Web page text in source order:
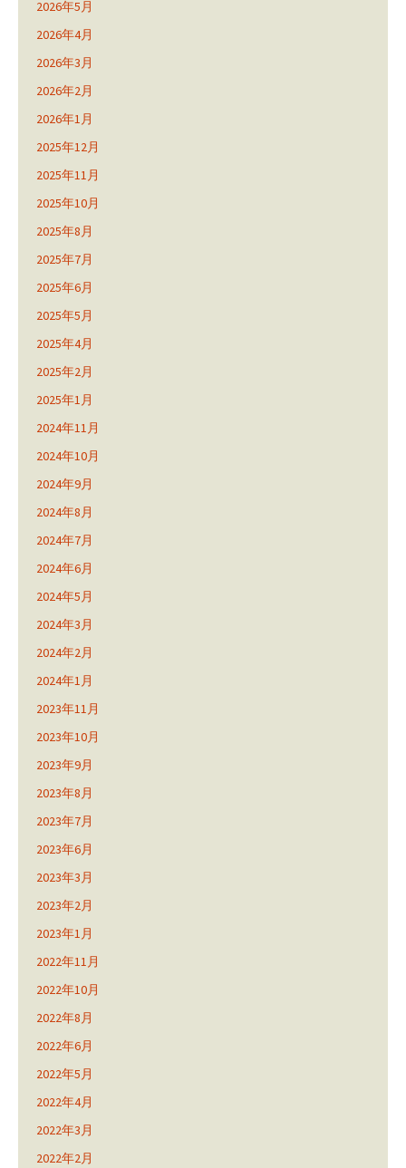
2026年5月
2026年4月
2026年3月
2026年2月
2026年1月
2025年12月
2025年11月
2025年10月
2025年8月
2025年7月
2025年6月
2025年5月
2025年4月
2025年2月
2025年1月
2024年11月
2024年10月
2024年9月
2024年8月
2024年7月
2024年6月
2024年5月
2024年3月
2024年2月
2024年1月
2023年11月
2023年10月
2023年9月
2023年8月
2023年7月
2023年6月
2023年3月
2023年2月
2023年1月
2022年11月
2022年10月
2022年8月
2022年6月
2022年5月
2022年4月
2022年3月
2022年2月